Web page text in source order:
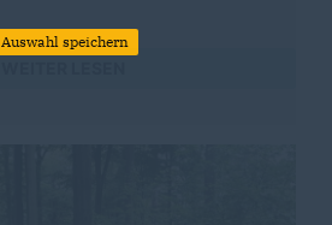
Auswahl speichern